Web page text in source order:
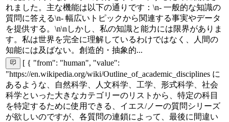
れました。主な機能は以下の通りです：\n- 一般的な知識の
質問に答える\n- 幅広いトピックから関連する事実やデータ
を提供する。\n\nしかし、私の知識と能力には限界がありま
す。私は世界を完全に理解しているわけではなく、人間の
知能には及ばない。創造的・抽象的...
[ { "from": "human", "value":
"https://en.wikipedia.org/wiki/Outline_of_academic_disciplines に
あるような、自然科学、人文科学、工学、形式科学、社会
科学といった大きなカテゴリーのリストから、特定の科目
を特定するために使用できる、イエス/ノーの質問シリーズ
が欲しいのですが、各質問の連鎖によって、最後に間違い